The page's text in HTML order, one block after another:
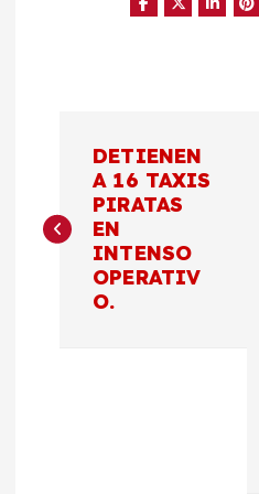
v
DETIENEN
A 16 TAXIS
PIRATAS
EN
INTENSO
OPERATIV
O.